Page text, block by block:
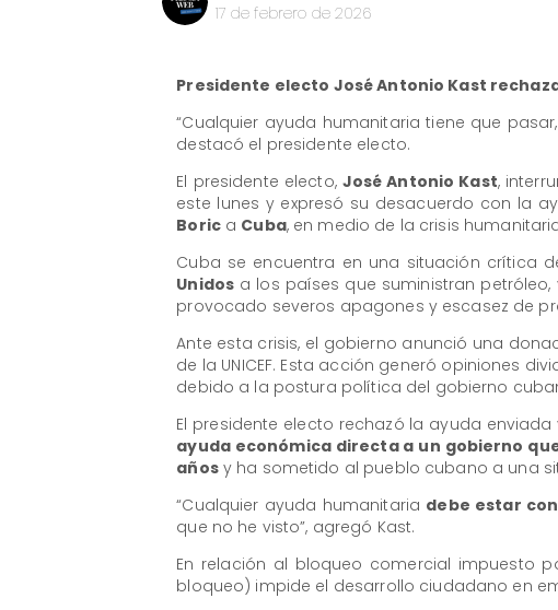
17 de febrero de 2026
Presidente electo José Antonio Kast
“Cualquier ayuda humanitaria tiene que
destacó el presidente electo.
El presidente electo, José Antonio Kast,
este lunes y expresó su desacuerdo con la
Borica Cuba, en medio de la crisis
Cuba se encuentra en una situación crítica
Unidos a los países que suministran
provocado severos apagones y escasez de
Ante esta crisis, el gobierno anunció una
de la UNICEF. Esta acción generó opiniones
debido a la postura política del gobierno
El presidente electo rechazó la ayuda enviada
ayuda económica directa a un gobierno
añosy ha sometido al pueblo cubano a una
“Cualquier ayuda humanitaria debe estar
que no he visto”, agregó Kast.
En relación al bloqueo comercial impuesto
bloqueo) impide el desarrollo ciudadano en